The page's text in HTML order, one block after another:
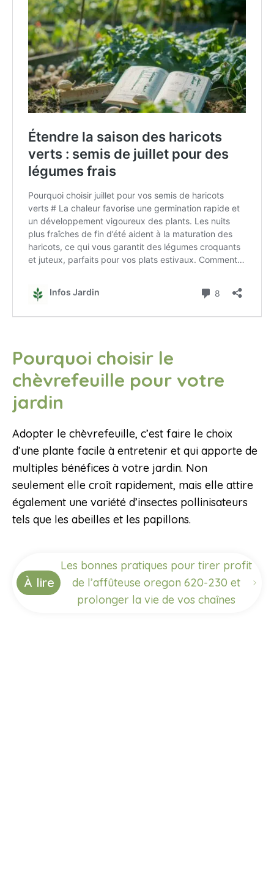
Pourquoi choisir le
chèvrefeuille pour votre
jardin
Adopter le chèvrefeuille, c’est faire le choix
d’une plante facile à entretenir et qui apporte de
multiples bénéfices à votre jardin. Non
seulement elle croît rapidement, mais elle attire
également une variété d’insectes pollinisateurs
tels que les abeilles et les papillons.
À lire
Les bonnes pratiques pour tirer profit
de l’affûteuse oregon 620-230 et
prolonger la vie de vos chaînes